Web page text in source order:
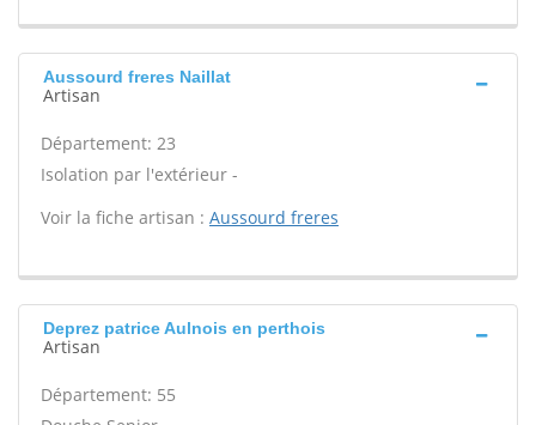
Aussourd freres Naillat
Artisan
Département: 23
Isolation par l'extérieur -
Voir la fiche artisan : Aussourd freres
Deprez patrice Aulnois en perthois
Artisan
Département: 55